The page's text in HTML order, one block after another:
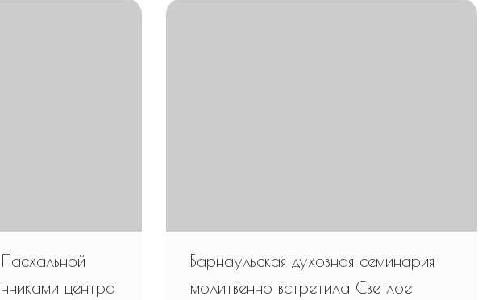
центра
Барнаульская духовная семинария
молитвенно встретила Светлое